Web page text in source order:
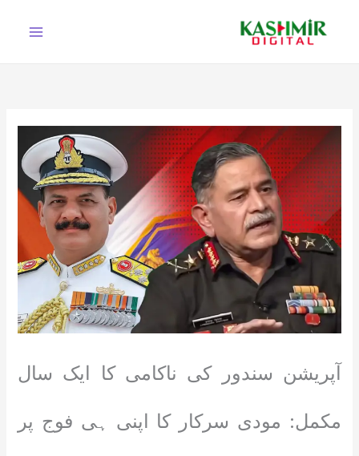
آپریشن سندور کی ناکامی کا ایک سال
مکمل: مودی سرکار کا اپنی ہی فوج پر